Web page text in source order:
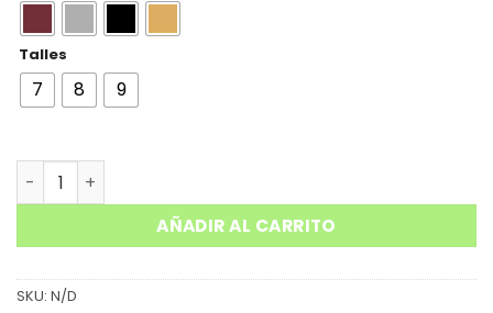
Talles
7 8 9
SACO PUNTO ROMA PLUS SIZE cantidad
AÑADIR AL CARRITO
SKU: N/D